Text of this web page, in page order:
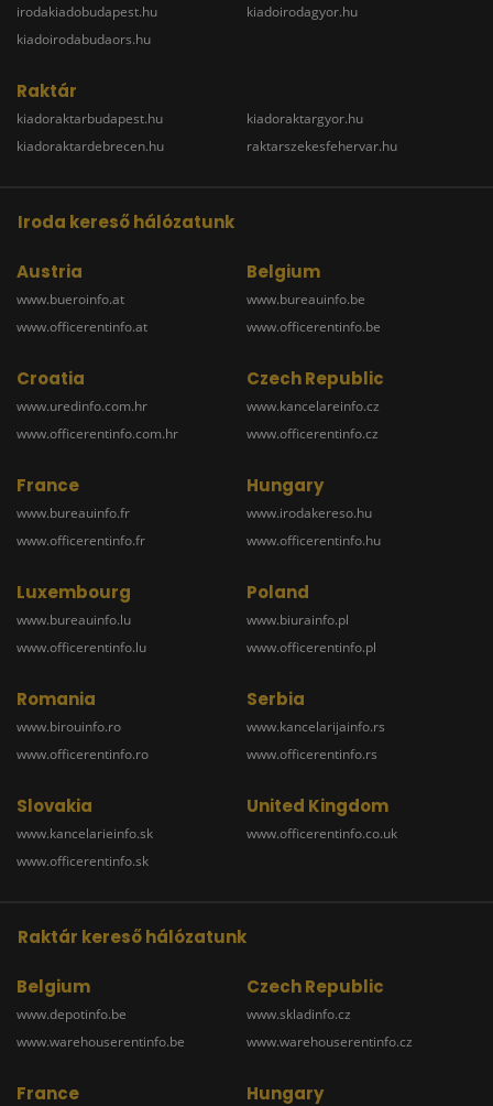
irodakiadobudapest.hu
kiadoirodabudaors.hu
kiadoirodagyor.hu
Raktár
kiadoraktarbudapest.hu
kiadoraktardebrecen.hu
kiadoraktargyor.hu
raktarszekesfehervar.hu
Iroda kereső hálózatunk
Austria
www.bueroinfo.at
www.officerentinfo.at
Belgium
www.bureauinfo.be
www.officerentinfo.be
Croatia
www.uredinfo.com.hr
www.officerentinfo.com.hr
Czech Republic
www.kancelareinfo.cz
www.officerentinfo.cz
France
www.bureauinfo.fr
www.officerentinfo.fr
Hungary
www.irodakereso.hu
www.officerentinfo.hu
Luxembourg
www.bureauinfo.lu
www.officerentinfo.lu
Poland
www.biurainfo.pl
www.officerentinfo.pl
Romania
www.birouinfo.ro
www.officerentinfo.ro
Serbia
www.kancelarijainfo.rs
www.officerentinfo.rs
Slovakia
www.kancelarieinfo.sk
www.officerentinfo.sk
United Kingdom
www.officerentinfo.co.uk
Raktár kereső hálózatunk
Belgium
www.depotinfo.be
www.warehouserentinfo.be
Czech Republic
www.skladinfo.cz
www.warehouserentinfo.cz
France Hungary